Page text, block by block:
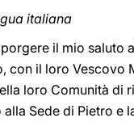
italiana
il mio saluto
con il loro Vescovo
loro Comunità di
Sede di Pietro e